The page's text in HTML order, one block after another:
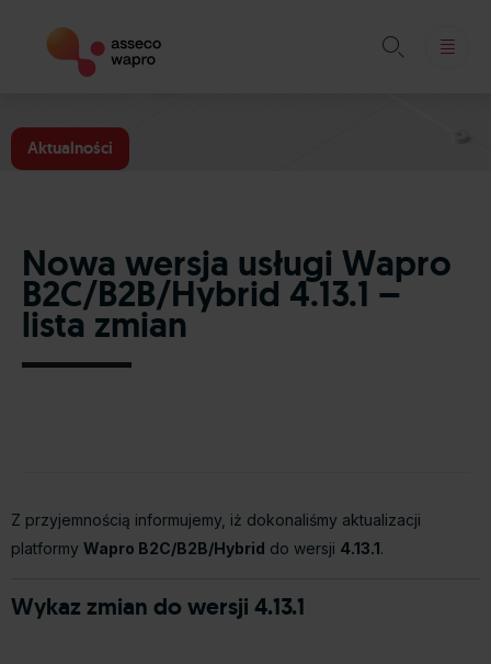

Aktualności
Nowa wersja usługi Wapro
B2C/B2B/Hybrid 4.13.1 –
lista zmian
Z przyjemnością informujemy, iż dokonaliśmy aktualizacji
platformy Wapro B2C/B2B/Hybrid do wersji 4.13.1.
Wykaz zmian do wersji 4.13.1